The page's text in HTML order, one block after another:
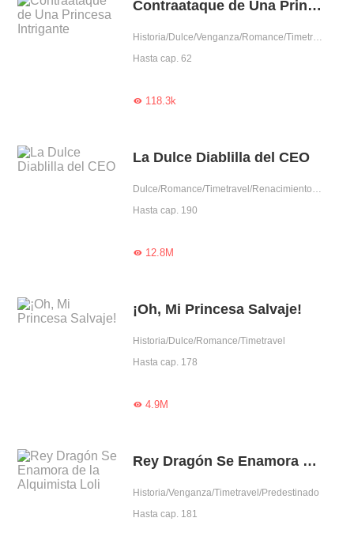
Contraataque de Una Princesa Intrigante
Historia/Dulce/Venganza/Romance/Timetravel
Hasta cap. 62
118.3k
La Dulce Diablilla del CEO
Dulce/Romance/Timetravel/Renacimiento/Amantes pendencieros/Celoso
Hasta cap. 190
12.8M
¡Oh, Mi Princesa Salvaje!
Historia/Dulce/Romance/Timetravel
Hasta cap. 178
4.9M
Rey Dragón Se Enamora de la Alquimista Loli
Historia/Venganza/Timetravel/Predestinado
Hasta cap. 181